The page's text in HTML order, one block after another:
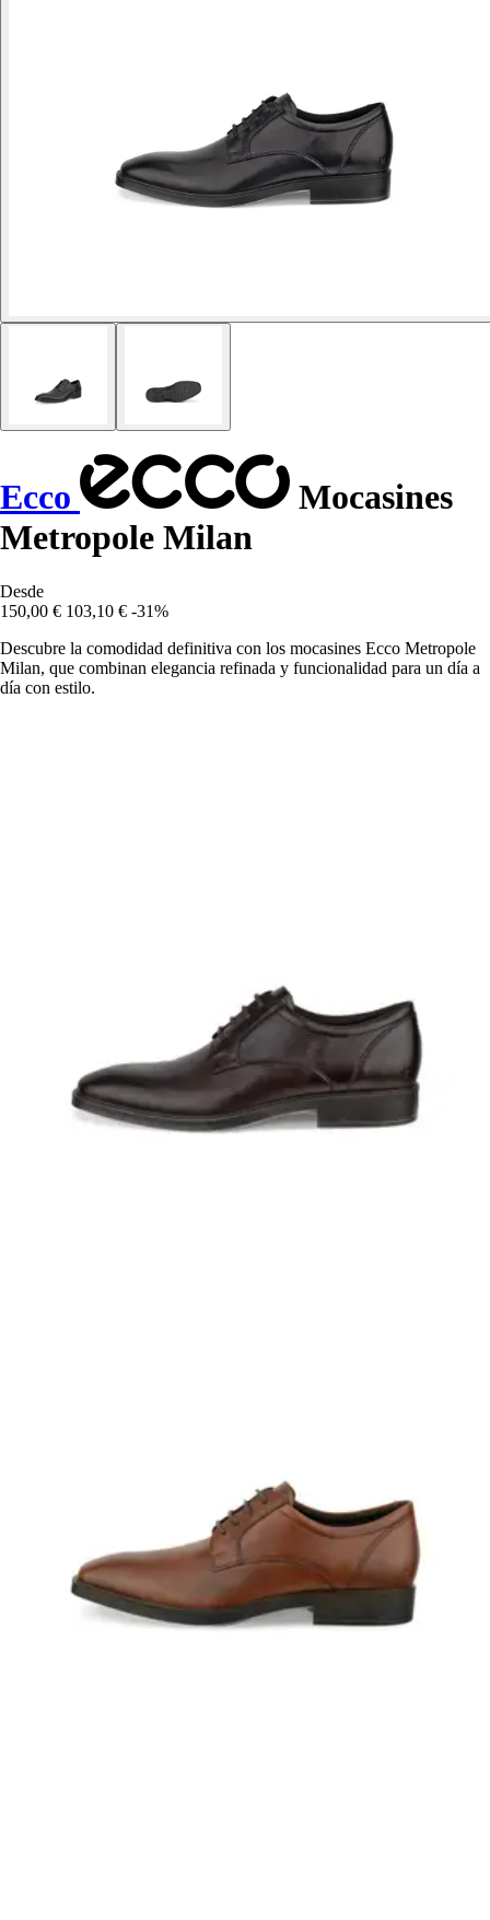
Ecco
Mocasines
Metropole Milan
Desde
150,00 € 103,10 € -31%
Descubre la comodidad definitiva con los mocasines Ecco Metropole
Milan, que combinan elegancia refinada y funcionalidad para un día a
día con estilo.